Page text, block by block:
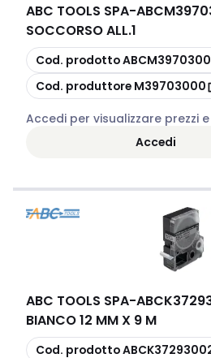
ABC TOOLS SPA-
SOCCORSO ALL.1
copia
Cod. prodotto
copia
Cod. produttore M39703000
Accedi per visualizzare prezzi
Accedi
ABC TOOLS SPA-
BIANCO 12 MM X 9 M
copia
Cod. prodotto